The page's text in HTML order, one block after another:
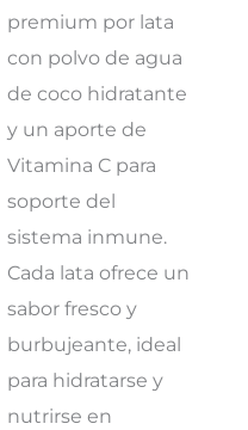
premium por lata
con polvo de agua
de coco hidratante
y un aporte de
Vitamina C para
soporte del
sistema inmune.
Cada lata ofrece un
sabor fresco y
burbujeante, ideal
para hidratarse y
nutrirse en